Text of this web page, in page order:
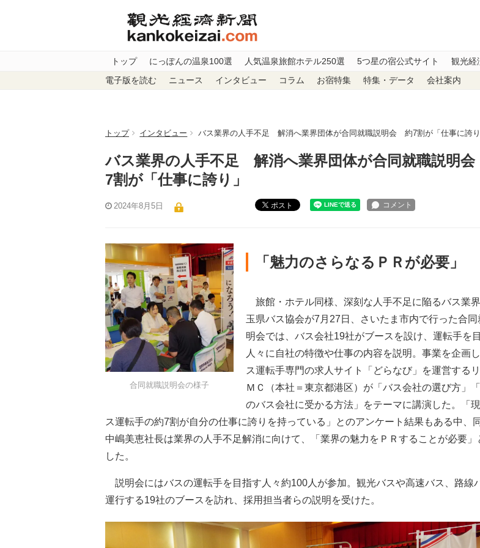
トップ にっぽんの温泉100選 人気温泉旅館ホテル250選 5つ星の宿公式サイト 観光経
電子版を読む ニュース インタビュー コラム お宿特集 特集・データ 会社案内
トップ インタビュー バス業界の人手不足 解消へ業界団体が合同就職説明会 約7割が「仕事に誇り
バス業界の人手不足 解消へ業界団体が合同就職説明
7割が「仕事に誇り」
2024年8月5日 ポスト
合同就職説明会の様子
「魅力のさらなるＰＲが必要」
旅館・ホテル同様、深刻な人手不足に陥るバス業
玉県バス協会が7月27日、さいたま市内で行った合同
明会では、バス会社19社がブースを設け、運転手を
人々に自社の特徴や仕事の内容を説明。事業を企画
ス運転手専門の求人サイト「どらなび」を運営する
ＭＣ（本社＝東京都港区）が「バス会社の選び方」
のバス会社に受かる方法」をテーマに講演した。「
ス運転手の約7割が自分の仕事に誇りを持っている」とのアンケート結果もある中、
中嶋美恵社長は業界の人手不足解消に向けて、「業界の魅力をＰＲすることが必要」
した。
説明会にはバスの運転手を目指す人々約100人が参加。観光バスや高速バス、路線
運行する19社のブースを訪れ、採用担当者らの説明を受けた。